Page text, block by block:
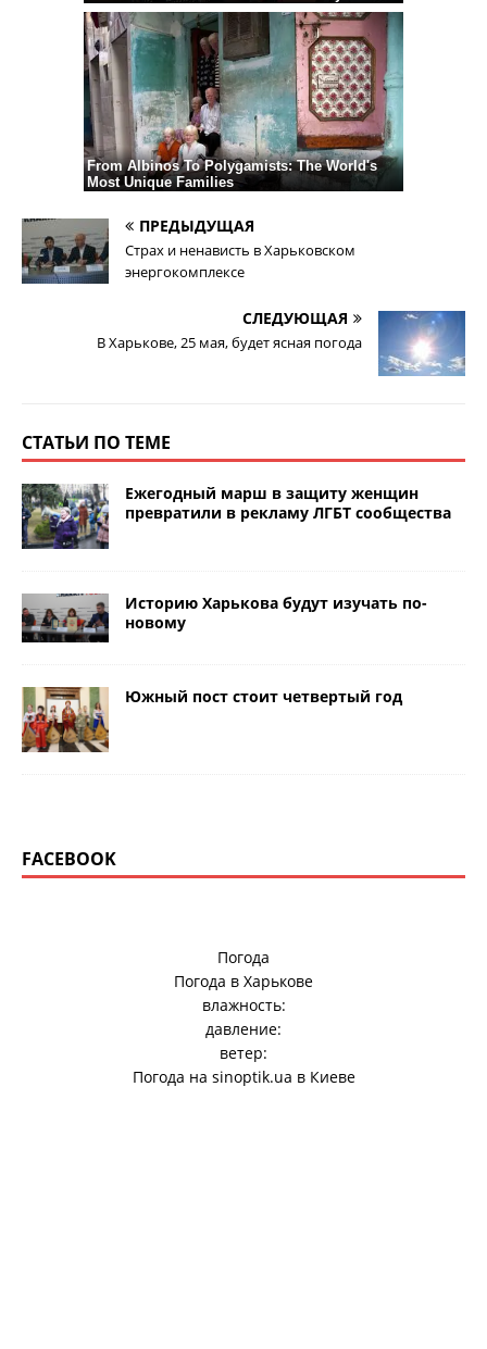
ПРЕДЫДУЩАЯ
Страх и ненависть в Харьковском
энергокомплексе
СЛЕДУЮЩАЯ
В Харькове, 25 мая, будет ясная погода
СТАТЬИ ПО ТЕМЕ
Ежегодный марш в защиту женщин
превратили в рекламу ЛГБТ сообщества
Историю Харькова будут изучать по-
новому
Южный пост стоит четвертый год
FACEBOOK
Погода
Погода в Харькове
влажность:
давление:
ветер:
Погода на sinoptik.ua в Киеве